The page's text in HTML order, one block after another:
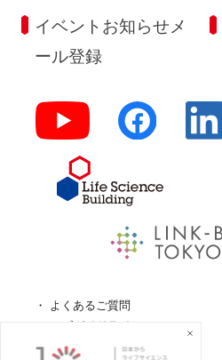
イベントお知らせメ
ール登録
よくあるご質問
ロゴガイドライン
特定商取引法に基づく表